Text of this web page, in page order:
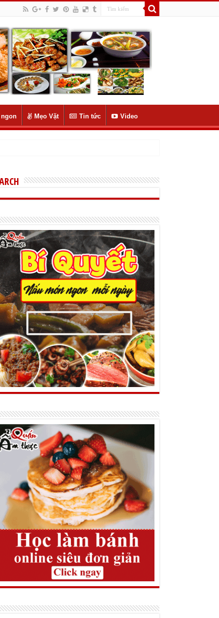
ngon Mẹo Vặt Tin tức Video